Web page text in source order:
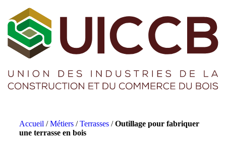
Accueil /Métiers /Terrasses /Outillage pour fabriquer
une terrasse en bois